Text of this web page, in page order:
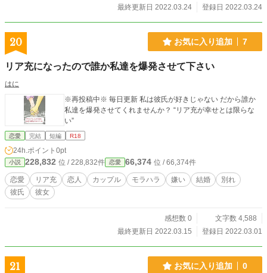
最終更新日 2022.03.24
登録日 2022.03.24
20 お気に入り追加 7
リア充になったので誰か私達を爆発させて下さい
はに
※再投稿中※ 毎日更新 私は彼氏が好きじゃない だから誰か
私達を爆発させてくれませんか？ “リア充が幸せとは限らな
い”
恋愛 完結 短編 R18
24h.ポイント 0pt
小説 228,832 位 / 228,832件 恋愛 66,374 位 / 66,374件
恋愛 リア充 恋人 カップル モラハラ 嫌い 結婚
別れ
彼氏
彼女
感想数 0
文字数 4,588
最終更新日 2022.03.15
登録日 2022.03.01
21 お気に入り追加 0